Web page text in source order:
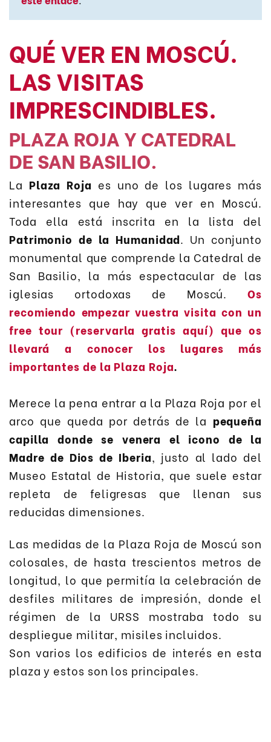
QUÉ VER EN MOSCÚ.
LAS VISITAS
IMPRESCINDIBLES.
PLAZA ROJA Y CATEDRAL
DE SAN BASILIO.
La Plaza Roja es uno de los lugares más
interesantes que hay que ver en Moscú.
Toda ella está inscrita en la lista del
Patrimonio de la Humanidad. Un conjunto
monumental que comprende la Catedral de
San Basilio, la más espectacular de las
iglesias ortodoxas de Moscú.Os
recomiendo empezar vuestra visita con un
free tour (reservarla gratis aquí) que os
llevará a conocer los lugares más
importantes de la Plaza Roja.
Merece la pena entrar a la Plaza Roja por el
arco que queda por detrás de la pequeña
capilla donde se venera el icono de la
Madre de Dios de Iberia, justo al lado del
Museo Estatal de Historia, que suele estar
repleta de feligresas que llenan sus
reducidas dimensiones.
Las medidas de la Plaza Roja de Moscú son
colosales, de hasta trescientos metros de
longitud, lo que permitía la celebración de
desfiles militares de impresión, donde el
régimen de la URSS mostraba todo su
despliegue militar, misiles incluidos.
Son varios los edificios de interés en esta
plaza y estos son los principales.